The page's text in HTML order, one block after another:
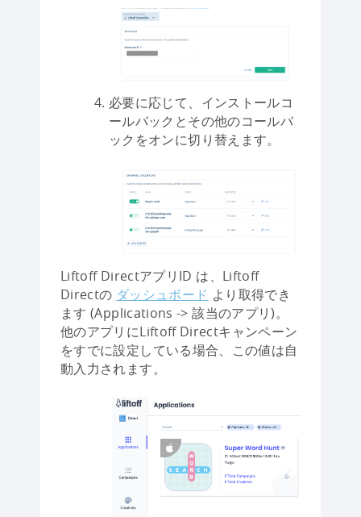
必要に応じて、インストールコ
ールバックとその他のコールバ
ックをオンに切り替えます。
Liftoff DirectアプリID は、Liftoff
Directの ダッシュボード より取得でき
ます (Applications -> 該当のアプリ)。
他のアプリにLiftoff Directキャンペーン
をすでに設定している場合、この値は自
動入力されます。